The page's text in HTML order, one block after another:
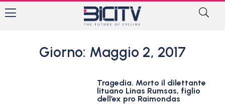
Giorno: Maggio 2, 2017
Tragedia. Morto il dilettante
lituano Linas Rumsas, figlio
dell’ex pro Raimondas